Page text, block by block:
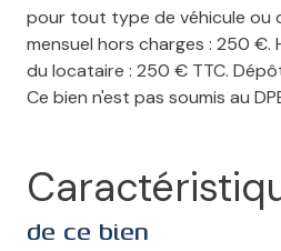
pour tout type de véhicule ou
mensuel hors charges : 250 €.
du locataire : 250 € TTC.
Ce bien n'est pas soumis au
de ce bien